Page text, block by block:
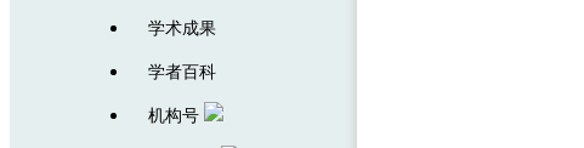
学术成果
学者百科
机构号